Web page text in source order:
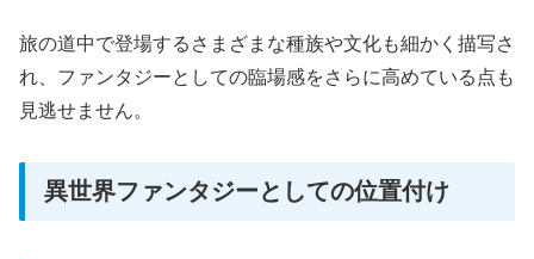
旅の道中で登場するさまざまな種族や文化も細かく描写さ
れ、ファンタジーとしての臨場感をさらに高めている点も
見逃せません。
異世界ファンタジーとしての位置付け